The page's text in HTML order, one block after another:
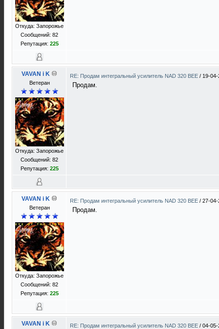
Откуда: Запорожье
Сообщений: 82
Репутация: 225
VAVAN i K
Ветеран
Откуда: Запорожье
Сообщений: 82
Репутация: 225
RE: Продам интегральный усилитель NAD 320 BEE / 19-
Продам.
VAVAN i K
Ветеран
Откуда: Запорожье
Сообщений: 82
Репутация: 225
RE: Продам интегральный усилитель NAD 320 BEE / 27-04-
Продам.
VAVAN i K RE: Продам интегральный усилитель NAD 320 BEE / 04-05-